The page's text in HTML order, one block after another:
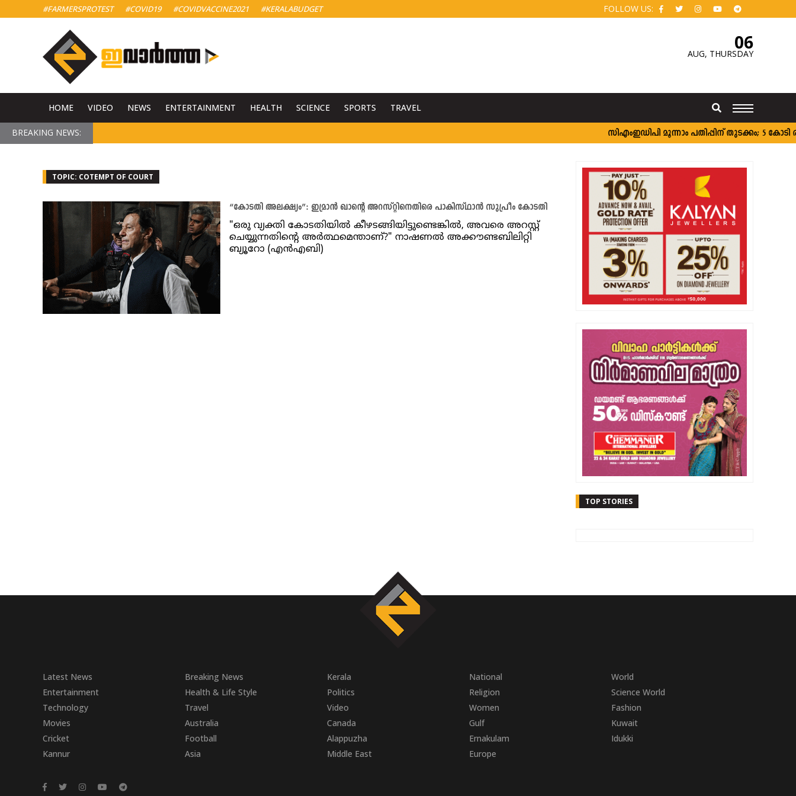
#FARMERSPROTEST #COVID19 #COVIDVACCINE2021 #KERALABUDGET FOLLOW US:
06
AUG, THURSDAY
HOME VIDEO NEWS ENTERTAINMENT HEALTH SCIENCE SPORTS TRAVEL
BREAKING NEWS: സി‌എംഇഡിപി മൂന്നാം പതിപ്പിന് തുടക്കം; 5 കോടി
TOPIC: COTEMPT OF COURT
“കോടതി അലക്ഷ്യം”: ഇമ്രാൻ ഖാന്റെ അറസ്റ്റിനെതിരെ പാകിസ്ഥാൻ സുപ്രീം കോടതി
"ഒരു വ്യക്തി കോടതിയിൽ കീഴടങ്ങിയിട്ടുണ്ടെങ്കിൽ, അവരെ അറസ്റ്റ്
ചെയ്യുന്നതിന്റെ അർത്ഥമെന്താണ്?" നാഷണൽ അക്കൗണ്ടബിലിറ്റി
ബ്യൂറോ (എൻഎബി)
TOP STORIES
Latest News Breaking News Kerala National
World
Entertainment
Health & Life Style Politics Religion
Science World
Technology
Travel Video Women
Fashion
Movies
Australia Canada Gulf
Kuwait
Cricket
Football Alappuzha Ernakulam
Idukki
Kannur
Asia Middle East Europe